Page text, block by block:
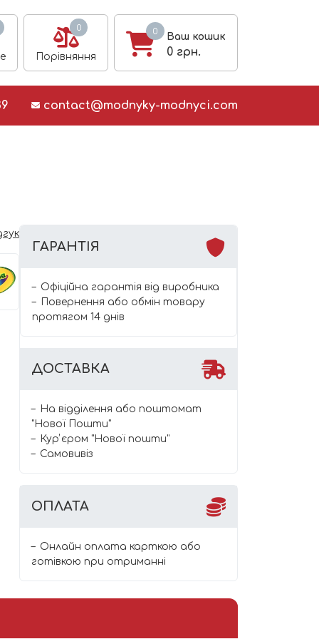
0
Порівняння
0
Ваш кошик
0 грн.
contact@modnyky-modnyci.com
ГАРАНТІЯ
Офіційна гарантія від виробника
Повернення або обмін товару
протягом 14 днів
ДОСТАВКА
На відділення або поштомат
"Нової Пошти"
Курʼєром "Нової пошти"
Самовивіз
ОПЛАТА
Онлайн оплата карткою або
готівкою при отриманні